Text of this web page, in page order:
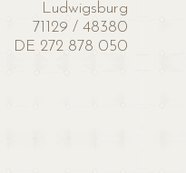
Ludwigsburg
71129 / 48380
DE 272 878 050